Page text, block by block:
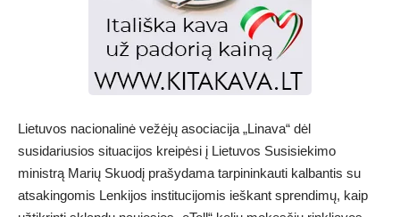
Lietuvos nacionalinė vežėjų asociacija „Linava“ dėl
susidariusios situacijos kreipėsi į Lietuvos Susisiekimo
ministrą Marių Skuodį prašydama tarpininkauti kalbantis su
atsakingomis Lenkijos institucijomis ieškant sprendimų, kaip